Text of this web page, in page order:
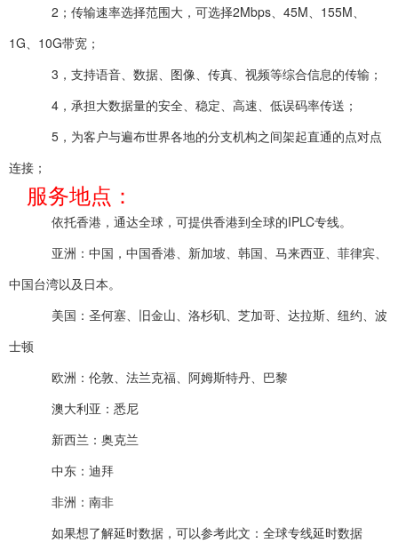
2；传输速率选择范围大，可选择2Mbps、45M、155M、
1G、10G带宽；
3，支持语音、数据、图像、传真、视频等综合信息的传输；
4，承担大数据量的安全、稳定、高速、低误码率传送；
5，为客户与遍布世界各地的分支机构之间架起直通的点对点
连接；
服务地点：
依托香港，通达全球，可提供香港到全球的IPLC专线。
亚洲：中国，中国香港、新加坡、韩国、马来西亚、菲律宾、
中国台湾以及日本。
美国：圣何塞、旧金山、洛杉矶、芝加哥、达拉斯、纽约、波
士顿
欧洲：伦敦、法兰克福、阿姆斯特丹、巴黎
澳大利亚：悉尼
新西兰：奥克兰
中东：迪拜
非洲：南非
如果想了解延时数据，可以参考此文：全球专线延时数据